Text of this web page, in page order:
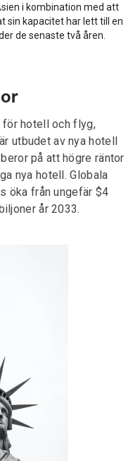
i kombination med att
sin kapacitet har lett till en
de senaste två åren.
för hotell och flyg,
utbudet av nya hotell
på att högre räntor
nya hotell. Globala
öka från ungefär $4
år 2033.